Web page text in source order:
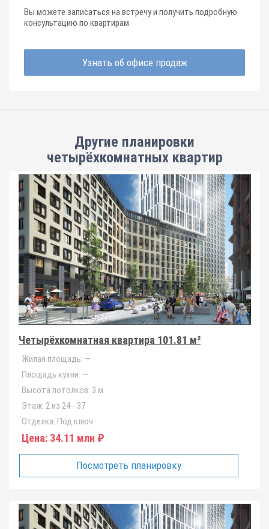
Вы можете записаться на встречу и получить подробную
консультацию по квартирам
Узнать об офисе продаж
Другие планировки
четырёхкомнатных квартир
Четырёхкомнатная квартира 101.81 м²
Жилая площадь: —
Площадь кухни: —
Высота потолков: 3 м
Этаж: 2 из 24 - 37
Отделка: Под ключ
Цена: 34.11 млн ₽
Посмотреть планировку